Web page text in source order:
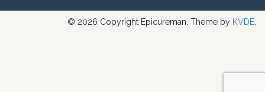
© 2026 Copyright Epicureman. Theme by KVDE.